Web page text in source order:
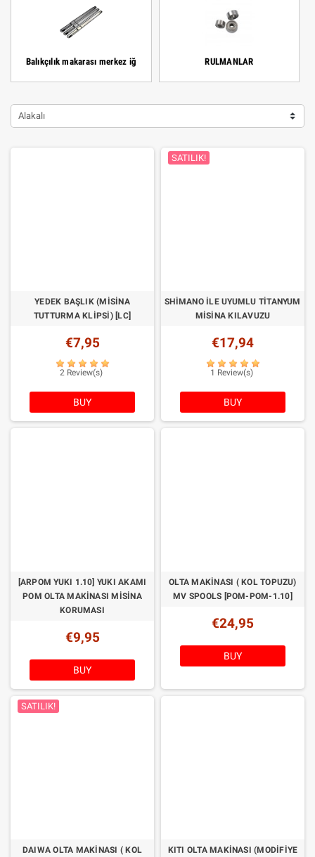
Balıkçılık makarası merkez iğ RULMANLAR
Alakalı
YEDEK BAŞLIK (MISINA
TUTTURMA KLIPSI) [LC]
€7,95
2 Review(s)
BUY
SATILIK!
SHIMANO ILE UYUMLU TITANYUM
MISINA KILAVUZU
€17,94
1 Review(s)
BUY
[ARPOM YUKI 1.10] YUKI AKAMI
POM OLTA MAKINASI MISINA
KORUMASI
€9,95
BUY
OLTA MAKINASI ( KOL TOPUZU)
MV SPOOLS [POM-POM-1.10]
€24,95
BUY
SATILIK!
DAIWA OLTA MAKINASI ( KOL
KITI OLTA MAKINASI (MODIFIYE